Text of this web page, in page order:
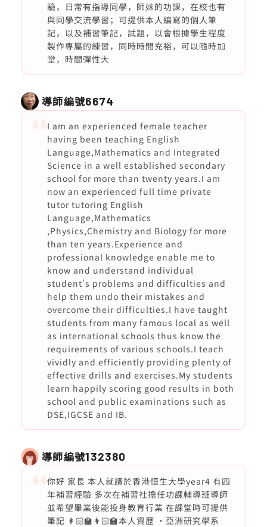
驗，日常有指導同學，師妹的功課，在校也有
與同學交流學習；可提供本人編寫的個人筆
記，以及補習筆記，試題，以會根據學生程度
製作專屬的練習，同時時間充裕，可以隨時加
堂，時間彈性大
導師編號6674
I am an experienced female teacher
having been teaching English
Language,Mathematics and Integrated
Science in a well established secondary
school for more than twenty years.I am
now an experienced full time private
tutor tutoring English
Language,Mathematics
,Physics,Chemistry and Biology for more
than ten years.Experience and
professional knowledge enable me to
know and understand individual
student's problems and difficulties and
help them undo their mistakes and
overcome their difficulties.I have taught
students from many famous local as well
as international schools thus know the
requirements of various schools.I teach
vividly and efficiently providing plenty of
effective drills and exercises.My students
learn happily scoring good results in both
school and public examinations such as
DSE,IGCSE and IB.
導師編號132380
你好 家長 本人就讀於香港恒生大學year4 有四
年補習經驗 多次在補習社擔任功課輔導班導師
並希望畢業後能投身教育行業 在課堂時可提供
筆記 👩🏻‍🏫👩🏻‍🏫本人資歷 ·亞洲研究學系